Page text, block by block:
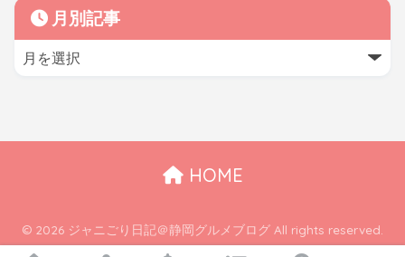
月別記事
HOME
© 2026 ジャニごり日記＠静岡グルメブログ All rights reserved.